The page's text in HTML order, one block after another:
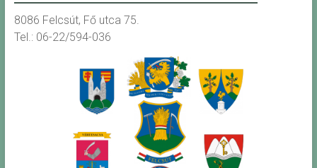
8086 Felcsút, Fő utca 75.
Tel.: 06-22/594-036